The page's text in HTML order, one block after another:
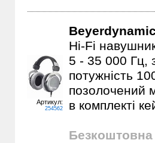
Артикул:
254562
Hi-Fi
5 - 35 000 Гц,
потужність
позолочений
в комплекті
Безкоштовна